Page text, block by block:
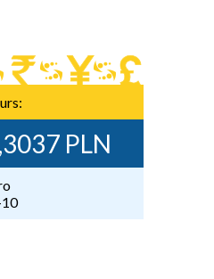
PLN